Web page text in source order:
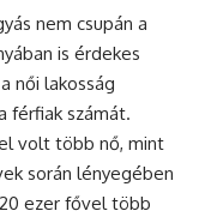
nem csupán a
is érdekes
női lakosság
férfiak számát.
volt több nő, mint
során lényegében
ezer fővel több